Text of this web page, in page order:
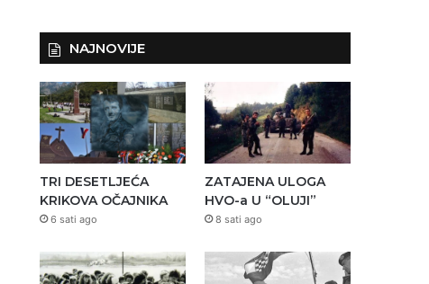
NAJNOVIJE
TRI DESETLJEĆA
KRIKOVA OČAJNIKA
6 sati ago
ZATAJENA ULOGA
HVO-a U “OLUJI”
8 sati ago